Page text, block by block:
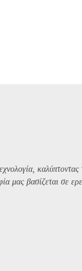
καλύπτοντας
μας βασίζεται σε